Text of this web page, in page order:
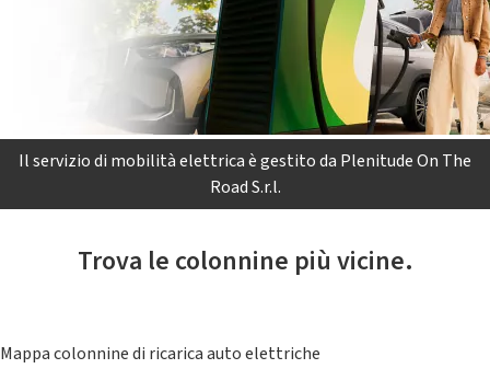
Il servizio di mobilità elettrica è gestito da Plenitude On The
Road S.r.l.
Trova le colonnine più vicine.
Mappa colonnine di ricarica auto elettriche